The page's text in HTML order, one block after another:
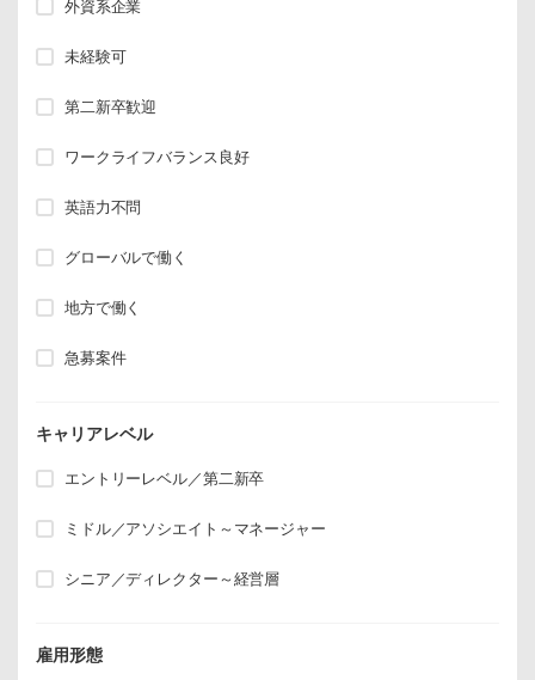
外資系企業
未経験可
第二新卒歓迎
ワークライフバランス良好
英語力不問
グローバルで働く
地方で働く
急募案件
キャリアレベル
エントリーレベル／第二新卒
ミドル／アソシエイト～マネージャー
シニア／ディレクター～経営層
雇用形態